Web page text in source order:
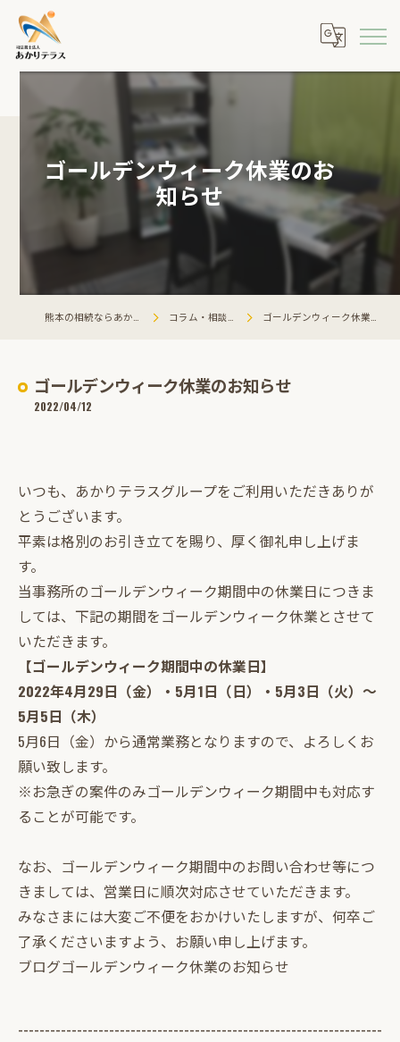
ゴールデンウィーク休業のお
知らせ
コラム・相談会情報 ゴールデンウィーク休業のお知らせ
ゴールデンウィーク休業のお知らせ
2022/04/12
いつも、あかりテラスグループをご利用いただきありが
とうございます。
平素は格別のお引き立てを賜り、厚く御礼申し上げま
す。
当事務所のゴールデンウィーク期間中の休業日につきま
しては、下記の期間をゴールデンウィーク休業とさせて
いただきます。
【ゴールデンウィーク期間中の休業日】
2022年4月29日（金）・5月1日（日）・5月3日（火）～
5月5日（木）
5月6日（金）から通常業務となりますので、よろしくお
願い致します。
※お急ぎの案件のみゴールデンウィーク期間中も対応す
ることが可能です。
なお、ゴールデンウィーク期間中のお問い合わせ等につ
きましては、営業日に順次対応させていただきます。
みなさまには大変ご不便をおかけいたしますが、何卒ご
了承くださいますよう、お願い申し上げます。
ブログゴールデンウィーク休業のお知らせ
--------------------------------------------------------------------